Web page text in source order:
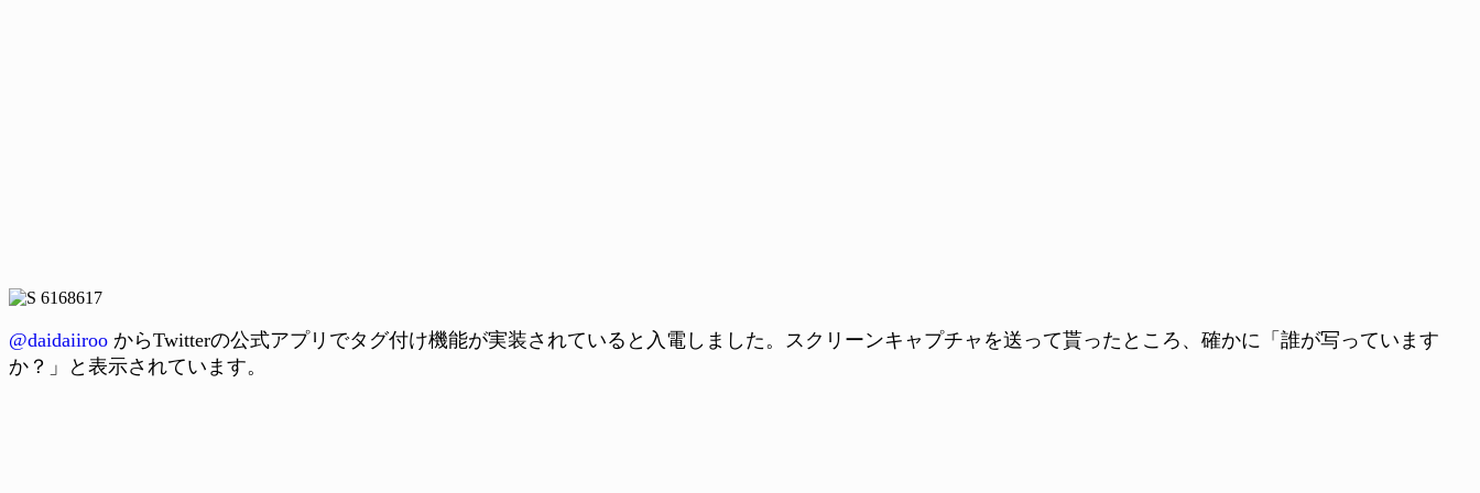
@daidaiiroo からTwitterの公式アプリでタグ付け機能が実装されていると入電しました。スクリーンキャプチャを送って貰ったところ、確かに「誰が写っています
か？」と表示されています。